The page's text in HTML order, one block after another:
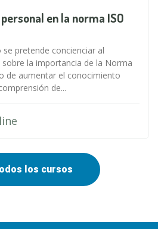
en la norma ISO
pretende concienciar al
la importancia de la Norma
de aumentar el conocimiento
de...
los cursos